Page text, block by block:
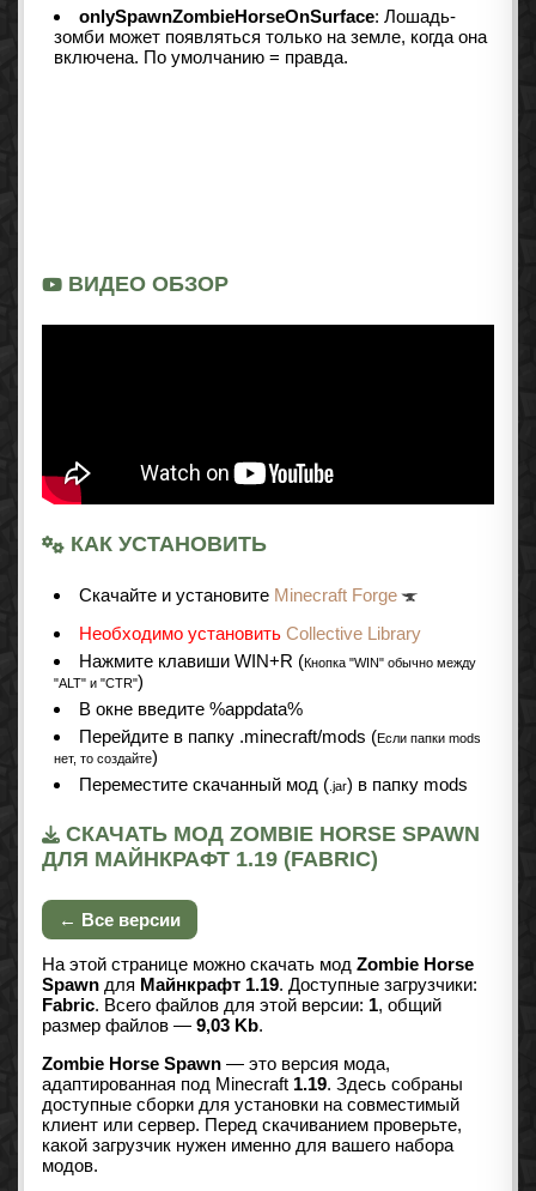
onlySpawnZombieHorseOnSurface: Лошадь-
зомби может появляться только на земле, когда она
включена. По умолчанию = правда.
ВИДЕО ОБЗОР
КАК УСТАНОВИТЬ
Cкачайте и установите Minecraft Forge
Необходимо установить Collective Library
Нажмите клавиши WIN+R (Кнопка "WIN" обычно между
"ALT" и "CTR")
В окне введите %appdata%
Перейдите в папку .minecraft/mods (Если папки mods
нет, то создайте)
Переместите скачанный мод ( .jar) в папку mods
СКАЧАТЬ МОД ZOMBIE HORSE SPAWN
ДЛЯ МАЙНКРАФТ 1.19 (FABRIC)
← Все версии
На этой странице можно скачать мод Zombie Horse
Spawn для Майнкрафт 1.19. Доступные загрузчики:
Fabric. Всего файлов для этой версии: 1, общий
размер файлов — 9,03 Kb.
Zombie Horse Spawn — это версия мода,
адаптированная под Minecraft 1.19. Здесь собраны
доступные сборки для установки на совместимый
клиент или сервер. Перед скачиванием проверьте,
какой загрузчик нужен именно для вашего набора
модов.